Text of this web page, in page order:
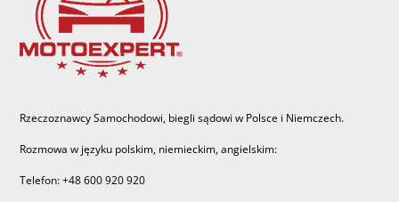
Rzeczoznawcy Samochodowi, biegli sądowi w Polsce i Niemczech.
Rozmowa w języku polskim, niemieckim, angielskim:
Telefon: +48 600 920 920